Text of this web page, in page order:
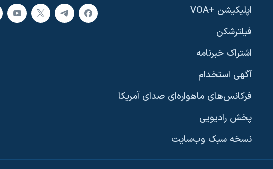
اپلیکیشن +VOA
فیلترشکن
اشتراک خبرنامه
آگهی استخدام
فرکانس‌های ماهواره‌ای صدای آمریکا
پخش رادیویی
نسخه سبک وب‌سایت